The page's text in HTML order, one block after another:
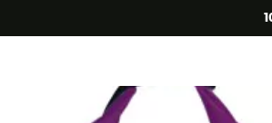
Letnie promocje 🔥 -5%